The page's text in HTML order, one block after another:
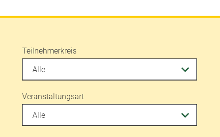
Teilnehmerkreis
Veranstaltungsart